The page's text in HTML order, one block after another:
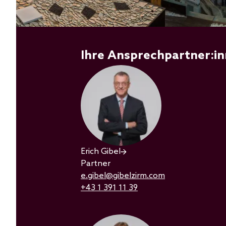
Ihre
Erich Gibel
Partner
e.gibel@gibelzirm.com
+43 1 391 11 39